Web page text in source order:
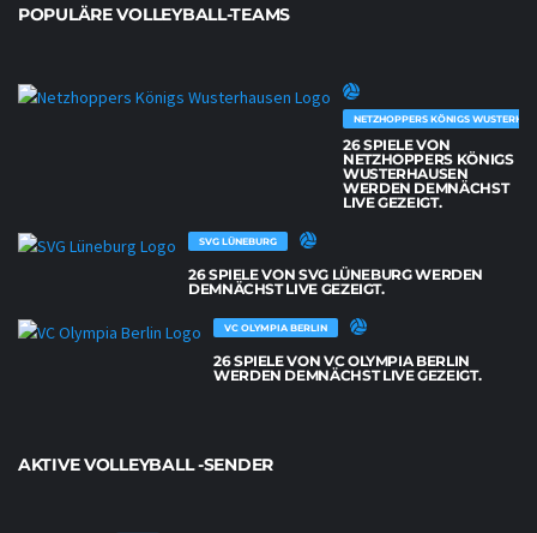
POPULÄRE VOLLEYBALL-TEAMS
NETZHOPPERS KÖNIGS
26 SPIELE VON
NETZHOPPERS KÖNIGS
WUSTERHAUSEN
WERDEN DEMNÄCHST
LIVE GEZEIGT.
SVG LÜNEBURG
26 SPIELE VON SVG LÜNEBURG WERDEN
DEMNÄCHST LIVE GEZEIGT.
VC OLYMPIA BERLIN
26 SPIELE VON VC OLYMPIA BERLIN
WERDEN DEMNÄCHST LIVE GEZEIGT.
AKTIVE VOLLEYBALL -SENDER